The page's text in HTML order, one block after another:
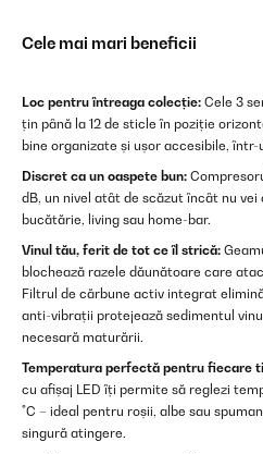
Cele mai mari beneficii
Loc pentru întreaga colecție: Cele 3
țin până la 12 de sticle în poziție
bine organizate și ușor accesibile,
Discret ca un oaspete bun:
dB, un nivel atât de scăzut încât nu
bucătărie, living sau home-bar.
Vinul tău, ferit de tot ce îl strică:
blochează razele dăunătoare care
Filtrul de cărbune activ integrat
anti-vibrații protejează sedimentul
necesară maturării.
Temperatura perfectă pentru fiecare
cu afișaj LED îți permite să reglezi
°C – ideal pentru roșii, albe sau
singură atingere.